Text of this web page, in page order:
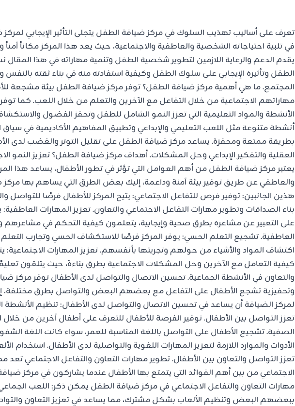
تعرف على أساليب تهذيب السلوك في مركز ضيافة الطفل يتجلى التأثير الإيجابي
في تلبية احتياجاته الشخصية والعاطفية والاجتماعية، حيث يعد هذا المركز مكاناً
يقدم الدعم والرعاية اللازمين لتطوير شخصية الطفل وتنمية مهاراته في هذا
الطفل وتأثيره الإيجابي على سلوك الطفل وكيفية استفادته منه في بناء ثقته
المجتمع. ما هي أهمية مركز ضيافة الطفل؟ توفر مركز ضيافة الطفل بيئة مشجعة
مهاراتهم الاجتماعية من خلال التفاعل مع الآخرين والتعلم من خلال اللعب. كما
الأنشطة والمواد التعليمية التي تعزز النمو الشامل للطفل وتحفز الفضول
أنشطة متنوعة مثل اللعب التعليمي والإبداعي وتطبيق المفاهيم الأكاديمية في
بطريقة ممتعة ومحفزة. يساعد مركز ضيافة الطفل على تقليل التوتر والغضب لدى
العقلية والتفكير الإبداعي وحل المشكلات. أهداف مركز ضيافة الطفل؟ تعزيز النمو
يعتبر مركز ضيافة الطفل من أهم العوامل التي تؤثر في تطور الأطفال، يساعد هذا
والعاطفي عن طريق توفير بيئة آمنة وداعمة، إليك بعض الطرق التي يساهم بها
هذين الجانبين: توفير فرص للتفاعل الاجتماعي: يتيح المركز للأطفال فرصًا
بناء الصداقات وتطوير مهارات التفاعل الاجتماعي والتعاون. تعزيز المهارات
على التعبير عن مشاعره بطرق صحية وإيجابية، يتعلمون كيفية التحكم في مشاعرهم
العاطفية. تشجيع التعلم الحسي: يوفر المركز فرصًا للاستكشاف الحسي وتجارب
اكتشاف المواد والأشياء من حولهم وتجربتها بأنفسهم. تعزيز المهارات الاجتماعية:
كيفية التعامل مع الآخرين وحل المشكلات الاجتماعية بطرق بناءة، حيث يتلقون
والتعاون في الأنشطة الجماعية. تحسين الاتصال والتواصل لدى الأطفال توفر مركز
وتحفيزية تشجع الأطفال على التفاعل مع بعضهم البعض والتواصل بطرق
لمركز الضيافة أن يساعد في تحسين الاتصال والتواصل لدى الأطفال: تنظيم الأنشطة
تعزز التواصل بين الأطفال. توفير الفرصة للأطفال للتعرف على أطفال آخرين من
الصفية. تشجيع الأطفال على التواصل باللغة المناسبة للعمر، سواء كانت اللغة
الأدوات والموارد اللازمة لتعزيز المهارات اللغوية والتواصلية لدى الأطفال. استخدام
تعزز التواصل والتعاون بين الأطفال. تطوير مهارات التعاون والتفاعل الاجتماعي تعد
الاجتماعي من بين أهم الفوائد التي يتمتع بها الأطفال عندما يشاركون في مركز
مهارات التعاون والتفاعل الاجتماعي في مركز ضيافة الطفل يمكن ذكر: اللعب
ببعضهم البعض وتنظيم الألعاب بشكل مشترك، مما يساعد في تعزيز التعاون